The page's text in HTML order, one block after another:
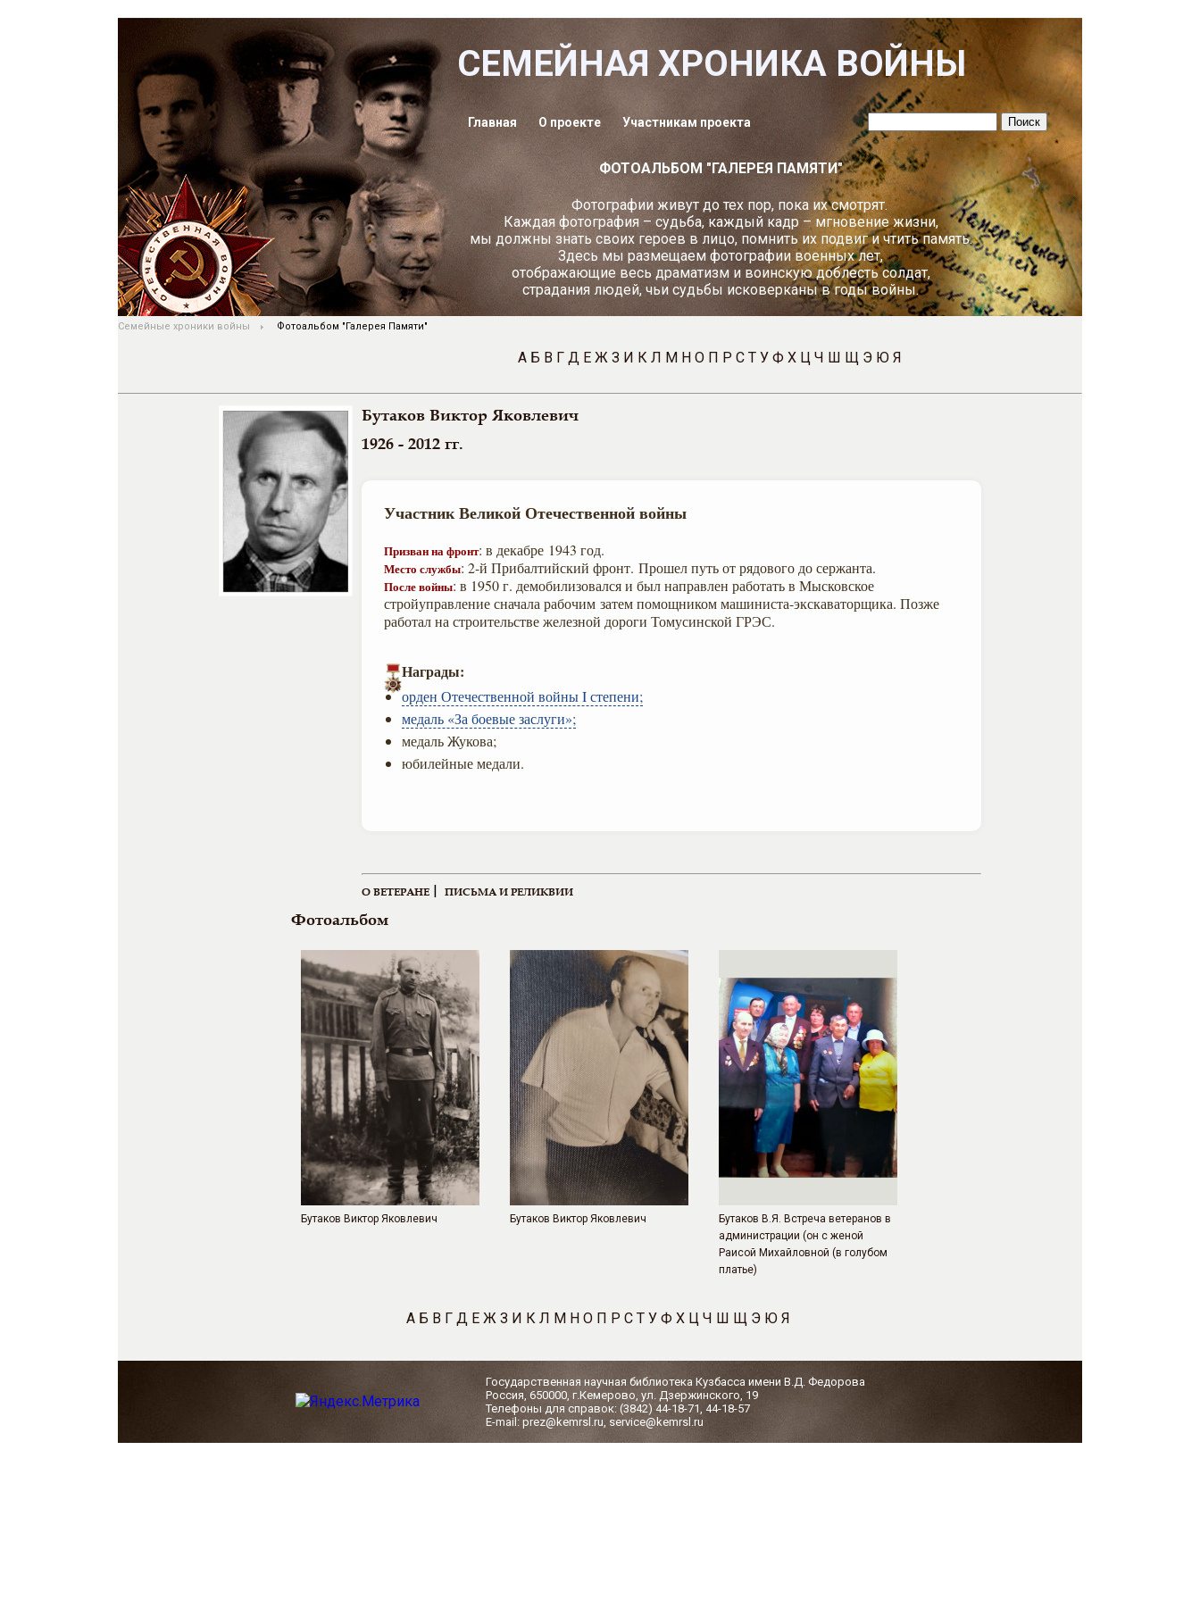
СЕМЕЙНАЯ ХРОНИКА ВОЙНЫ
Главная О проекте Участникам проекта
ФОТОАЛЬБОМ "ГАЛЕРЕЯ ПАМЯТИ"
Фотографии живут до тех пор, пока их смотрят.
Каждая фотография – судьба, каждый кадр – мгновение жизни,
мы должны знать своих героев в лицо, помнить их подвиг и чтить память.
Здесь мы размещаем фотографии военных лет,
отображающие весь драматизм и воинскую доблесть солдат,
страдания людей, чьи судьбы исковерканы в годы войны.
Семейные хроники войны Фотоальбом "Галерея Памяти"
А Б В Г Д Е Ж З И К Л М Н О П Р С Т У Ф Х Ц Ч Ш Щ Э Ю Я
Бутаков Виктор Яковлевич
1926 - 2012 гг.
Участник Великой Отечественной войны
Призван на фронт: в декабре 1943 год.
Место службы: 2-й Прибалтийский фронт. Прошел путь от рядового до сержанта.
После войны: в 1950 г. демобилизовался и был направлен работать в Мысковское
стройуправление сначала рабочим затем помощником машиниста-экскаваторщика. Позже
работал на строительстве железной дороги Томусинской ГРЭС.
Награды:
орден Отечественной войны I степени;
медаль «За боевые заслуги»;
медаль Жукова;
юбилейные медали.
О ВЕТЕРАНЕ | ПИСЬМА И РЕЛИКВИИ
Фотоальбом
Бутаков Виктор Яковлевич Бутаков Виктор Яковлевич
Бутаков В.Я. Встреча ветеранов в
администрации (он с женой
Раисой Михайловной (в голубом
платье)
А Б В Г Д Е Ж З И К Л М Н О П Р С Т У Ф Х Ц Ч Ш Щ Э Ю Я
Государственная научная библиотека Кузбасса имени В.Д. Федорова
Россия, 650000, г.Кемерово, ул. Дзержинского, 19
Телефоны для справок: (3842) 44-18-71, 44-18-57
E-mail: prez@kemrsl.ru, service@kemrsl.ru